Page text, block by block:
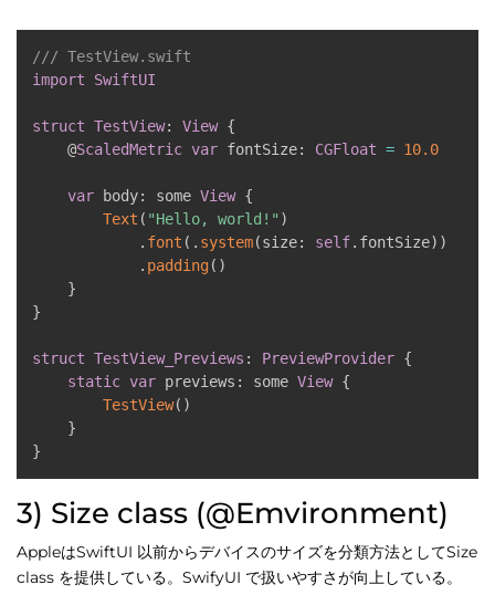
/// TestView.swift
import
SwiftUI
struct TestView: View {
    @
ScaledMetric var fontSize: CGFloat = 10.0
var body: some View {
Text ( "Hello, world!" )
. font ( . system(size: self. fontSize) )
. padding( )
}
}
struct TestView_Previews : PreviewProvider {
static var previews : some View {
TestView( )
}
}
3) Size class (@Emvironment)
AppleはSwiftUI 以前からデバイスのサイズを分類方法としてSize
class を提供している。SwifyUI で扱いやすさが向上している。